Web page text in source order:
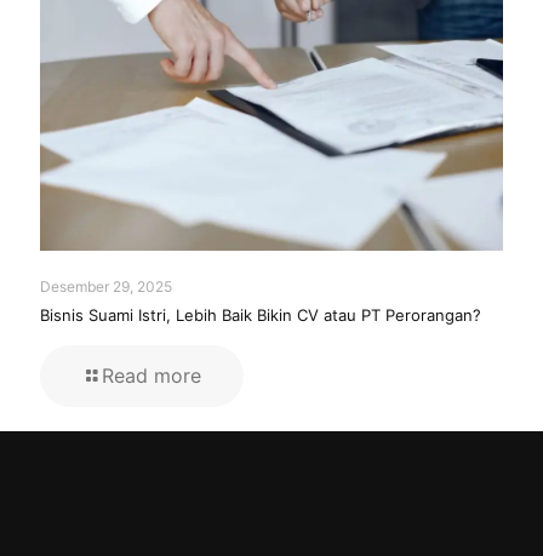
Desember 29, 2025
Bisnis Suami Istri, Lebih Baik Bikin CV atau PT Perorangan?
Read more